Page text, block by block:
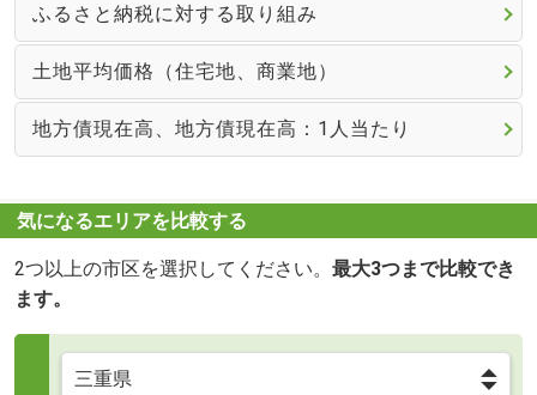
ふるさと納税に対する取り組み
土地平均価格（住宅地、商業地）
地方債現在高、地方債現在高：1人当たり
気になるエリアを比較する
2つ以上の市区を選択してください。 最大3つまで比較でき
ます。